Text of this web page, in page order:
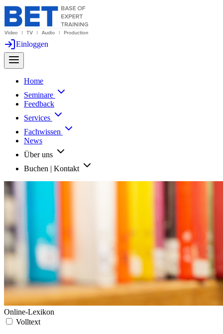
Einloggen
Home
Seminare
Feedback
Services
Fachwissen
News
Über uns
Buchen | Kontakt
Online-Lexikon
Volltext